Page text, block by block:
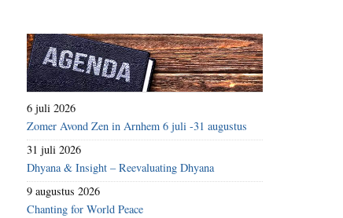
6 juli 2026
Zomer Avond Zen in Arnhem 6 juli -31 augustus
31 juli 2026
Dhyana & Insight – Reevaluating Dhyana
9 augustus 2026
Chanting for World Peace